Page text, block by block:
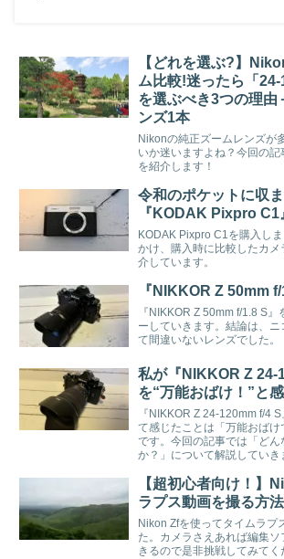
【どれを選ぶ?】
ム比較!迷ったら「24-
を選ぶべき3つの理由
ンズ1本
Nikonの純正ズームレンズが
いか迷いますよね？今回の
を紹介します！
令和のポケットに収
『KODAK Pixpro C1
KODAK Pixpro C1を購入し
かけ、購入時に比較したカ
介しています。
『NIKKOR Z 50mm
『NIKKOR Z 50mm f/1.8 S
ーしていきます。結論は、
て間違いないレンズでした。
私が『NIKKOR Z 24-
を“万能おばけ！”と
『NIKKOR Z 24-120mm f/4
て感じたことは「万能おばけ
です。今回の記事では「ど
か？」について解説していき
【超初心者向け！】
ラプス動画を撮る方
Nikon Zfを使ってタイムラプ
た。カメラさえあれば編集
きるので是非挑戦してみてく